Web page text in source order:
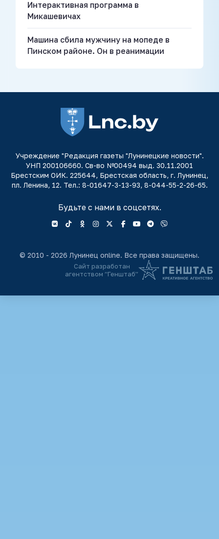
Интерактивная программа в
Микашевичах
Машина сбила мужчину на мопеде в
Пинском районе. Он в реанимации
Учреждение "Редакция газеты "Лунинецкие новости".
УНП 200106660. Св-во №00494 выд. 30.11.2001
Брестским ОИК. 225644, Брестская область, г. Лунинец,
пл. Ленина, 12. Тел.: 8-01647-3-13-93, 8-044-55-2-26-65.
Будьте с нами в соцсетях.
© 2010 - 2026 Лунинец online. Все права защищены.
Сайт разработан
агентством “Генштаб”